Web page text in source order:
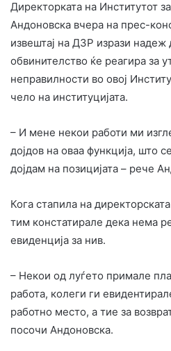
Директорката на Институтот
Андоновска вчера на прес-
извештај на ДЗР изрази надеж
обвинителство ќе реагира за
неправилности во овој
чело на институцијата.
– И мене некои работи ми
дојдов на оваа функција, што
дојдам на позицијата – рече
Кога стапила на
тим констатирале дека нема
евиденција за нив.
– Некои од луѓето примале
работа, колеги ги
работно место, а тие за
посочи Андоновска.